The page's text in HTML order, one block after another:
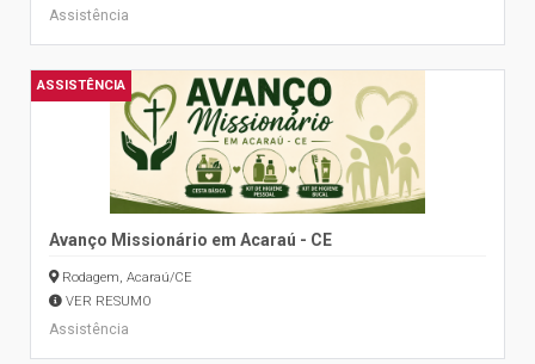
Assistência
ASSISTÊNCIA
Avanço Missionário em Acaraú - CE
Rodagem, Acaraú/CE
VER RESUMO
Assistência